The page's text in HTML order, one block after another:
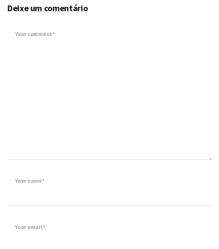
Deixe um comentário
Your comment*
Your name*
Your email*